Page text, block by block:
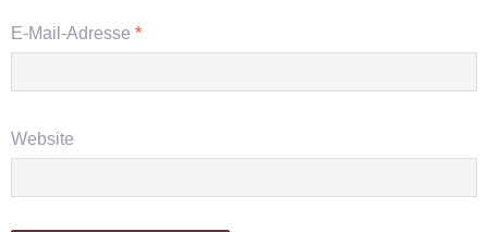
E-Mail-Adresse *
Website